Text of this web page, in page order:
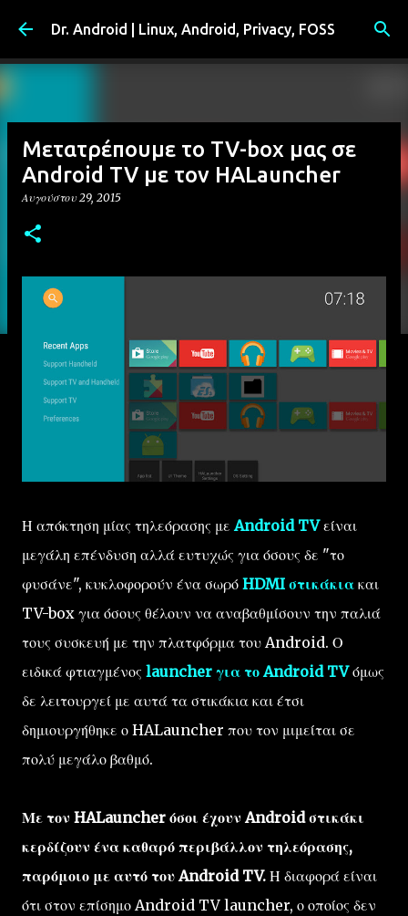
Μετάβαση στο κύριο περιεχόμενο
Dr. Android | Linux, Android, Privacy, FOSS
Μετατρέπουμε το TV-box μας σε
Android TV με τον HALauncher
Αυγούστου 29, 2015
Η απόκτηση μίας τηλεόρασης μεAndroid TVείναι
μεγάλη επένδυση αλλά ευτυχώς για όσους δε "το
φυσάνε", κυκλοφορούν ένα σωρό HDMI στικάκια και
TV-box για όσους θέλουν να αναβαθμίσουν την παλιά
τους συσκευή με την πλατφόρμα του Android. Ο
ειδικά φτιαγμένος launcher για το Android TVόμως
δε λειτουργεί με αυτά τα στικάκια και έτσι
δημιουργήθηκε ο HALauncher που τον μιμείται σε
πολύ μεγάλο βαθμό.
Με τον HALauncher όσοι έχουν Android στικάκι
κερδίζουν ένα καθαρό περιβάλλον τηλεόρασης,
παρόμοιο με αυτό του Android TV. Η διαφορά είναι
ότι στον επίσημο Android TV launcher, ο οποίος δεν